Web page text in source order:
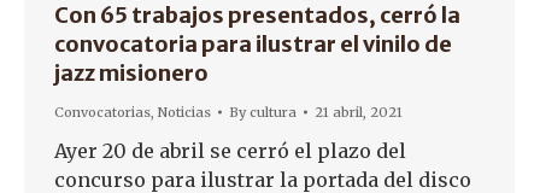
Con 65 trabajos presentados, cerró la
convocatoria para ilustrar el vinilo de
jazz misionero
Convocatorias, Noticias Bycultura 21 abril, 2021
Ayer 20 de abril se cerró el plazo del
concurso para ilustrar la portada del disco